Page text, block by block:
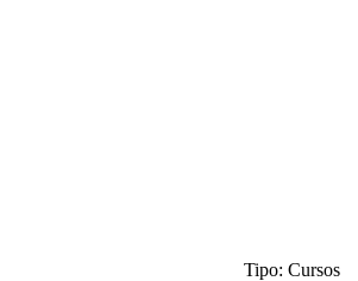
Tipo: Cursos